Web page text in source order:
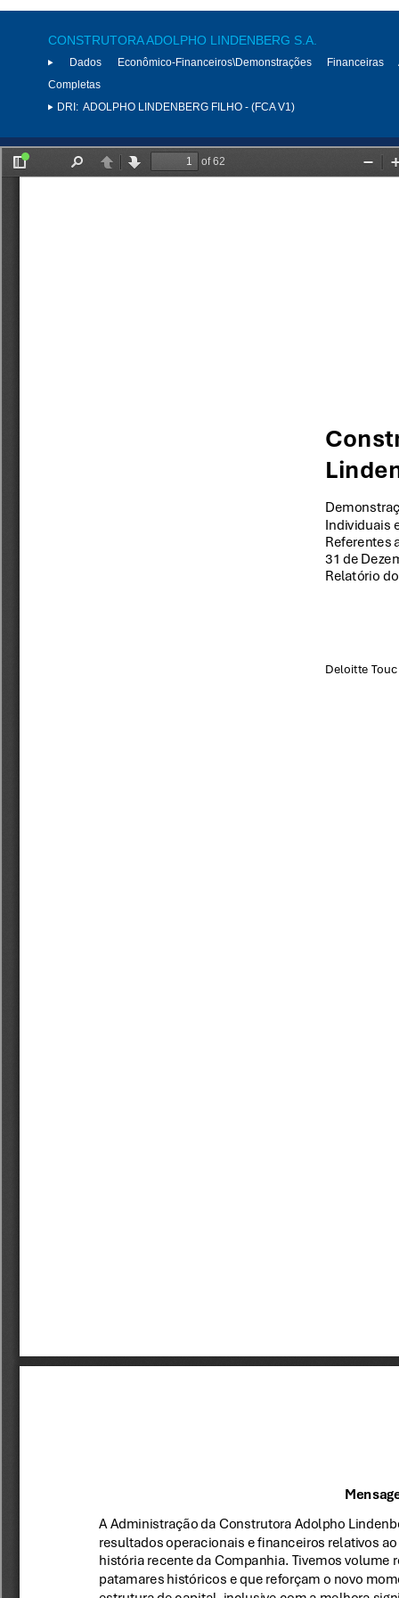
CONSTRUTORA ADOLPHO LINDENBERG S.A.
Dados Econômico-Financeiros\Demonstrações Financeiras
Completas
DRI: ADOLPHO LINDENBERG FILHO - (FCA V1)